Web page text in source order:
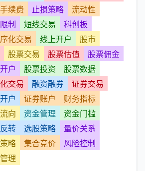
续费 止损策略
流动性
制 短线交易
科创板
化交易 线上开户
股市
股票交易 股票估值
股票佣金
户 股票投资
股票数据
交易 融资融券
证券交易
户 证券账户
财务指标
向 资金管理
资金门槛
转 选股策略
量价关系
略 集合竞价
风险控制
理